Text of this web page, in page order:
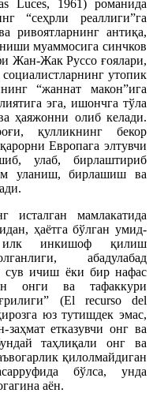
Luces, 1961) романида
“сеҳрли реаллиги”га
ривоятларнинг антиқа,
муаммосига синчков
Жан-Жак Руссо ғоялари,
утопик
“жаннат макон”ига
эга, ишончга тўла
ҳаяжонни олиб келади.
қулликнинг бекор
Европага элтувчи
улаб, бирлаштириб
уланиш, бирлашиш ва
исталган мамлакатида
ҳаётга бўлган умид-
илк инкишоф қилиш
абадулабад
сув ичиш ёки бир нафас
онги ва тафаккури
(El recurso del
юз тутишдек эмас,
заҳмат етказувчи онг ва
таҳлиқали онг ва
қилолмайдиган
бўлса, унда
аён.